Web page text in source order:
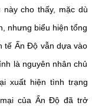
cho thấy, mặc dù
nhưng biểu hiện tổng
tế Ấn Độ vẫn dựa vào
là nguyên nhân chủ
xuất hiện tình trạng
của Ấn Độ đã trở